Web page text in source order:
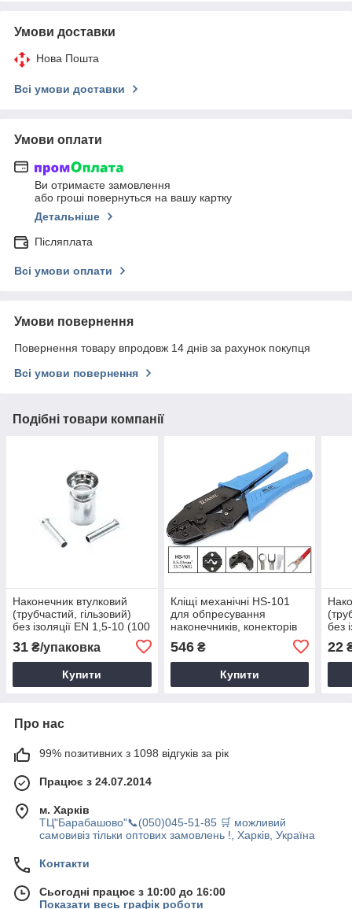
Умови доставки
Нова Пошта
Всі умови доставки
Умови оплати
Ви отримаєте замовлення
або гроші повернуться на вашу картку
Детальніше
Післяплата
Всі умови оплати
Умови повернення
Повернення товару впродовж 14 днів за рахунок покупця
Всі умови повернення
Подібні товари компанії
Наконечник втулковий
(трубчастий, гільзовий)
без ізоляції EN 1,5-10 (100
31 ₴/упаковка
Купити
Кліщі механічні HS-101
для обпресування
наконечників, конекторів
та гільз без ізоляції 1-10
мм²
546₴
Купити
без
22
Про нас
99% позитивних з 1098 відгуків за рік
Працює з 24.07.2014
м. Харків
ТЦ"Барабашово"📞(050)045-51-85 🛒 можливий
самовивіз тільки оптових замовлень !, Харків, Україна
Контакти
Сьогодні працює з 10:00 до 16:00
Показати весь графік роботи